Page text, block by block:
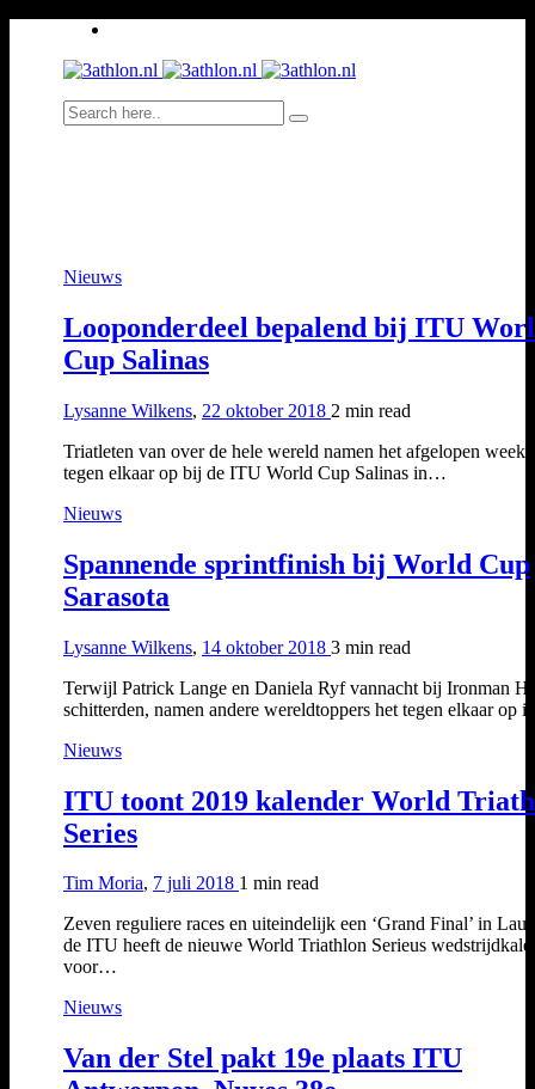
Nieuws
Looponderdeel bepalend bij ITU
Cup Salinas
Lysanne Wilkens, 22 oktober 2018 2 min read
Triatleten van over de hele wereld namen het afgelopen
tegen elkaar op bij de ITU World Cup Salinas in…
Nieuws
Spannende sprintfinish bij World Cup
Sarasota
Lysanne Wilkens, 14 oktober 2018 3 min read
Terwijl Patrick Lange en Daniela Ryf vannacht bij Ironman
schitterden, namen andere wereldtoppers het tegen elkaar op
Nieuws
ITU toont 2019 kalender World
Series
Tim Moria, 7 juli 2018 1 min read
Zeven reguliere races en uiteindelijk een ‘Grand Final’ in
de ITU heeft de nieuwe World Triathlon Serieus
voor…
Nieuws
Van der Stel pakt 19e plaats ITU